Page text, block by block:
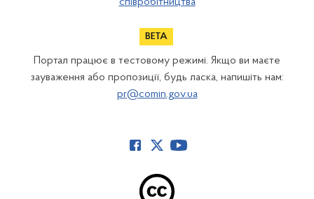
Портал працює в тестовому режимі. Якщо ви маєте
зауваження або пропозиції, будь ласка, напишіть нам:
pr@comin.gov.ua